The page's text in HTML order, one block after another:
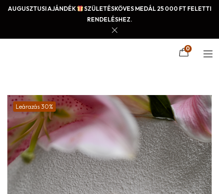
AUGUSZTUSI AJÁNDÉK
SZÜLETÉSKÖVES MEDÁL 25 000 FT FELETTI
RENDELÉSHEZ.
0
Leárazás 30%